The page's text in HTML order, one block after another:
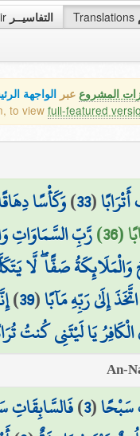
التفاسيــر Translations
المشروع عبر الواجهة
to view full-featured
(
33
)وَكَأْسًا
رَّبِّ السَّمَاوَاتِ
وَالْمَلَائِكَةُ صَفًّا ۖ لَّا
إِلَىٰ رَبِّهِ مَآبًا(
39
)
يَا لَيْتَنِي كُنتُ
سَبْحًا(
3
)فَالسَّابِقَاتِ